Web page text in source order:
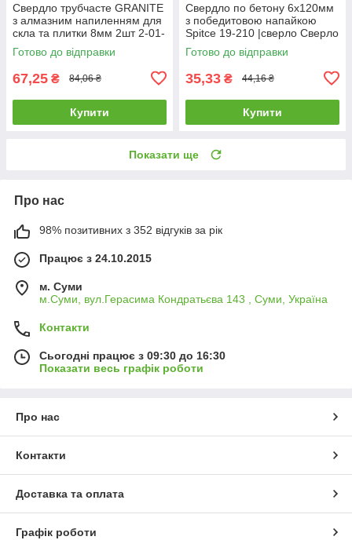
Свердло трубчасте GRANITE
з алмазним напиленням для
скла та плитки 8мм 2шт 2-01-
208 |Сверло трубчатое
GRANITE с алмазным
Готово до відправки
67,25 ₴ 84,06 ₴
Купити
Свердло по бетону 6х120мм
з победитовою напайкою
Spitce 19-210 |сверло Сверло
по бетону 6х120мм с
победитовой напайкой Spitce
Готово до відправки
35,33 ₴ 44,16 ₴
Купити
Показати ще
Про нас
98% позитивних з 352 відгуків за рік
Працює з 24.10.2015
м. Суми
м.Суми, вул.Герасима Кондратьєва 143 , Суми, Україна
Контакти
Сьогодні працює з 09:30 до 16:30
Показати весь графік роботи
Про нас
Контакти
Доставка та оплата
Графік роботи